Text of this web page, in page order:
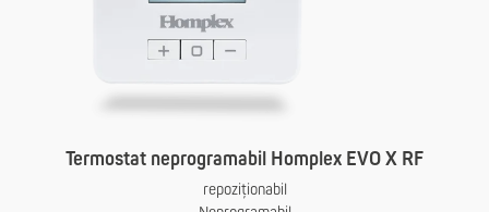
Termostat neprogramabil Homplex EVO X RF
repoziționabil